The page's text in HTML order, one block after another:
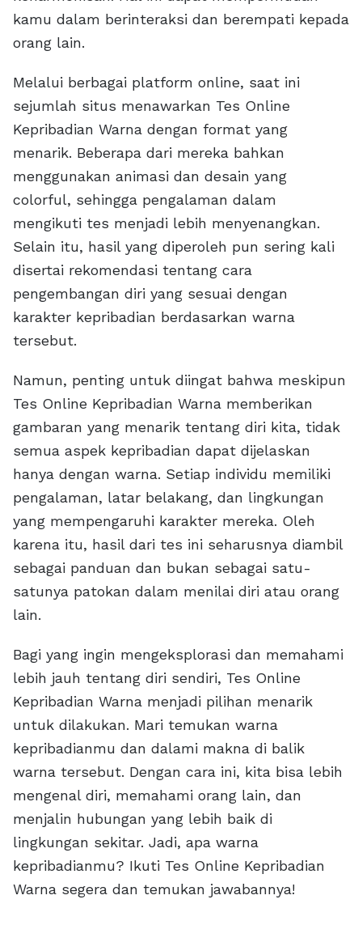
kamu dalam berinteraksi dan berempati kepada
orang lain.
Melalui berbagai platform online, saat ini
sejumlah situs menawarkan Tes Online
Kepribadian Warna dengan format yang
menarik. Beberapa dari mereka bahkan
menggunakan animasi dan desain yang
colorful, sehingga pengalaman dalam
mengikuti tes menjadi lebih menyenangkan.
Selain itu, hasil yang diperoleh pun sering kali
disertai rekomendasi tentang cara
pengembangan diri yang sesuai dengan
karakter kepribadian berdasarkan warna
tersebut.
Namun, penting untuk diingat bahwa meskipun
Tes Online Kepribadian Warna memberikan
gambaran yang menarik tentang diri kita, tidak
semua aspek kepribadian dapat dijelaskan
hanya dengan warna. Setiap individu memiliki
pengalaman, latar belakang, dan lingkungan
yang mempengaruhi karakter mereka. Oleh
karena itu, hasil dari tes ini seharusnya diambil
sebagai panduan dan bukan sebagai satu-
satunya patokan dalam menilai diri atau orang
lain.
Bagi yang ingin mengeksplorasi dan memahami
lebih jauh tentang diri sendiri, Tes Online
Kepribadian Warna menjadi pilihan menarik
untuk dilakukan. Mari temukan warna
kepribadianmu dan dalami makna di balik
warna tersebut. Dengan cara ini, kita bisa lebih
mengenal diri, memahami orang lain, dan
menjalin hubungan yang lebih baik di
lingkungan sekitar. Jadi, apa warna
kepribadianmu? Ikuti Tes Online Kepribadian
Warna segera dan temukan jawabannya!